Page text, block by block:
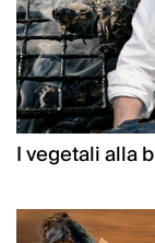
I vegetali alla